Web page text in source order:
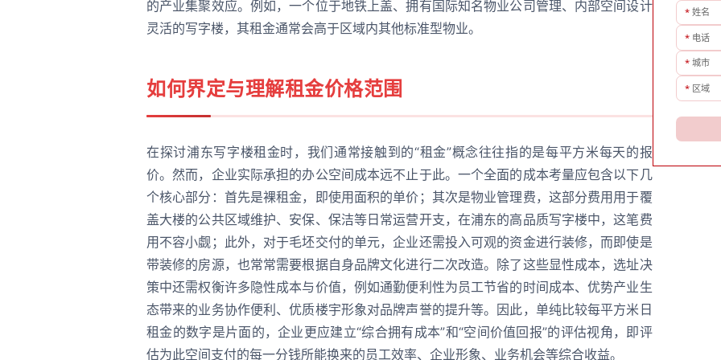
的产业集聚效应。例如，一个位于地铁上盖、拥有国际知名物业公司管理、内部空间设计
灵活的写字楼，其租金通常会高于区域内其他标准型物业。
如何界定与理解租金价格范围
在探讨浦东写字楼租金时，我们通常接触到的“租金”概念往往指的是每平方米每天的报
价。然而，企业实际承担的办公空间成本远不止于此。一个全面的成本考量应包含以下几
个核心部分：首先是裸租金，即使用面积的单价；其次是物业管理费，这部分费用用于覆
盖大楼的公共区域维护、安保、保洁等日常运营开支，在浦东的高品质写字楼中，这笔费
用不容小觑；此外，对于毛坯交付的单元，企业还需投入可观的资金进行装修，而即使是
带装修的房源，也常常需要根据自身品牌文化进行二次改造。除了这些显性成本，选址决
策中还需权衡许多隐性成本与价值，例如通勤便利性为员工节省的时间成本、优势产业生
态带来的业务协作便利、优质楼宇形象对品牌声誉的提升等。因此，单纯比较每平方米日
租金的数字是片面的，企业更应建立“综合拥有成本”和“空间价值回报”的评估视角，即评
估为此空间支付的每一分钱所能换来的员工效率、企业形象、业务机会等综合收益。
* 姓名
* 电话
* 城市
* 区域